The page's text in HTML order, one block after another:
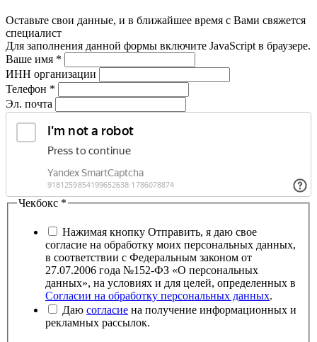
Оставьте свои данные, и в ближайшее время с Вами свяжется
специалист
Для заполнения данной формы включите JavaScript в браузере.
Ваше имя *
ИНН организации
Телефон *
Эл. почта
Чекбокс *
Нажимая кнопку Отправить, я даю свое
согласие на обработку моих персональных данных,
в соответствии с Федеральным законом от
27.07.2006 года №152-ФЗ «О персональных
данных», на условиях и для целей, определенных в
Согласии на обработку персональных данных.
Даю согласие на получение информационных и
рекламных рассылок.